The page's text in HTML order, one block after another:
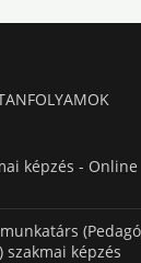
képzés - Online
szakmai képzés